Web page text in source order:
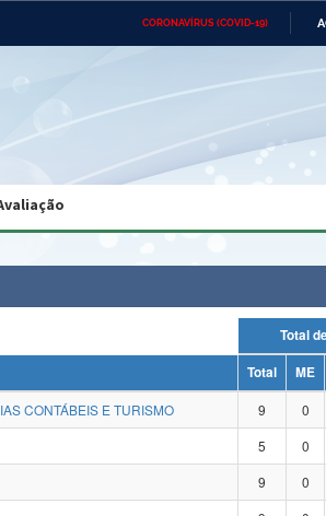
CORONAVÍRUS (COVID-19)
Ministério
Ministério do Desenvolvimento
Regional
Advocacia-Geral da União Banco
Total ME
CONTÁBEIS E TURISMO
9 0
5 0
9 0